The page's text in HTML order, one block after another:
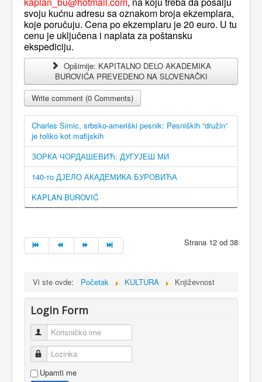
svoju kućnu adresu sa oznakom broja ekzemplara,
koje poručuju. Cena po ekzemplaru je 20 euro. U tu
cenu je uključena i naplata za poštansku
ekspediciju.
Opširnije: KAPITALNO DELO AKADEMIKA
BUROVIĆA PREVEDENO NA SLOVENAČKI
Write comment (0 Comments)
Charles Simic, srbsko-ameriški pesnik: Pesniških “družin”
je toliko kot mafijskih
ЗОРКА ЧОРДАШЕВИЋ: ДУГУЈЕШ МИ
140-то ДЈЕЛО АКАДЕМИКА БУРОВИЋА
KAPLAN BUROVIĆ
Strana 12 od 38
Vi ste ovde: Početak KULTURA Književnost
Login Form
Korisničko ime
Lozinka
Upamti me